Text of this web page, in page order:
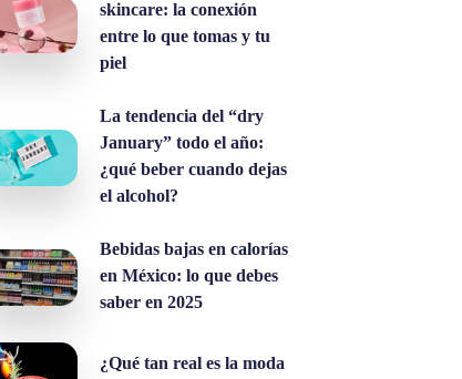
skincare: la conexión
entre lo que tomas y tu
piel
La tendencia del “dry
January” todo el año:
¿qué beber cuando dejas
el alcohol?
Bebidas bajas en calorías
en México: lo que debes
saber en 2025
¿Qué tan real es la moda